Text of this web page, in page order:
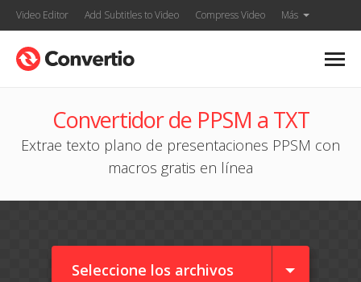
Video Editor Add Subtitles to Video Compress Video Más
Convertidor de PPSM a TXT
Extrae texto plano de presentaciones PPSM con
macros gratis en línea
Seleccione los archivos